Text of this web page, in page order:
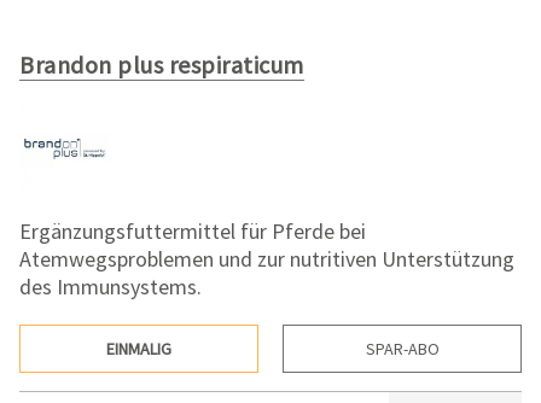
Brandon plus respiraticum
Ergänzungsfuttermittel für Pferde bei
Atemwegsproblemen und zur nutritiven Unterstützung
des Immunsystems.
EINMALIG SPAR-ABO